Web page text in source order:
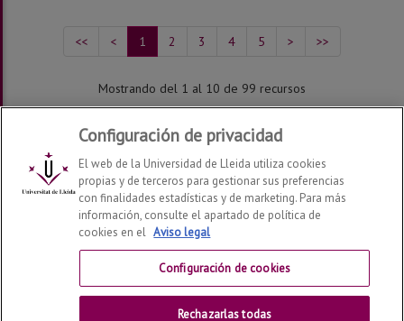
<< < 1 2 3 4 5 > >>
Mostrando del 1 al 10 de 99 recursos
Centro de Ayuda del Campus Virtual
Contactar
Configuración de privacidad
El web de la Universidad de Lleida utiliza cookies
propias y de terceros para gestionar sus preferencias
con finalidades estadísticas y de marketing. Para más
información, consulte el apartado de política de
cookies en el Aviso legal
Configuración de cookies
Rechazarlas todas